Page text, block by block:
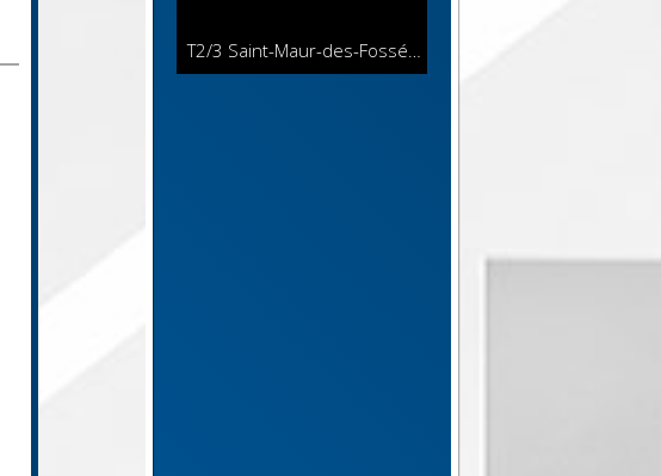
T2/3 Saint-Maur-des-Fossés